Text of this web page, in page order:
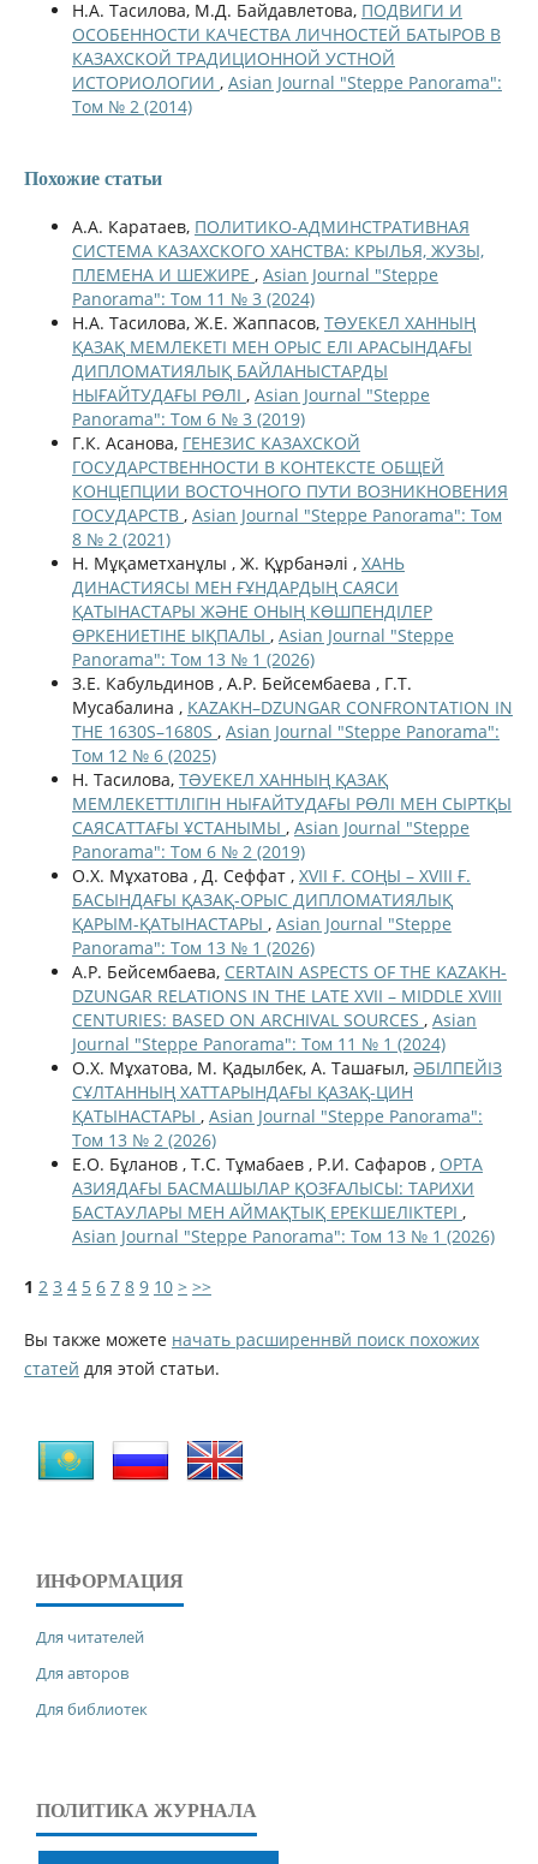
Н.А. Тасилова, М.Д. Байдавлетова, ПОДВИГИ И
ОСОБЕННОСТИ КАЧЕСТВА ЛИЧНОСТЕЙ БАТЫРОВ В
КАЗАХСКОЙ ТРАДИЦИОННОЙ УСТНОЙ
ИСТОРИОЛОГИИ , Asian Journal "Steppe Panorama":
Том № 2 (2014)
Похожие статьи
А.А. Каратаев, ПОЛИТИКО-АДМИНСТРАТИВНАЯ
СИСТЕМА КАЗАХСКОГО ХАНСТВА: КРЫЛЬЯ, ЖУЗЫ,
ПЛЕМЕНА И ШЕЖИРЕ , Asian Journal "Steppe
Panorama": Том 11 № 3 (2024)
Н.А. Тасилова, Ж.Е. Жаппасов, ТƏУЕКЕЛ ХАННЫҢ
ҚАЗАҚ МЕМЛЕКЕТІ МЕН ОРЫС ЕЛІ АРАСЫНДАҒЫ
ДИПЛОМАТИЯЛЫҚ БАЙЛАНЫСТАРДЫ
НЫҒАЙТУДАҒЫ РӨЛІ , Asian Journal "Steppe
Panorama": Том 6 № 3 (2019)
Г.К. Асанова, ГЕНЕЗИС КАЗАХСКОЙ
ГОСУДАРСТВЕННОСТИ В КОНТЕКСТЕ ОБЩЕЙ
КОНЦЕПЦИИ ВОСТОЧНОГО ПУТИ ВОЗНИКНОВЕНИЯ
ГОСУДАРСТВ , Asian Journal "Steppe Panorama": Том
8 № 2 (2021)
Н. Мұқаметханұлы , Ж. Құрбанәлі , ХАНЬ
ДИНАСТИЯСЫ МЕН ҒҰНДАРДЫҢ САЯСИ
ҚАТЫНАСТАРЫ ЖӘНЕ ОНЫҢ КӨШПЕНДІЛЕР
ӨРКЕНИЕТІНЕ ЫҚПАЛЫ , Asian Journal "Steppe
Panorama": Том 13 № 1 (2026)
З.Е. Кабульдинов , А.Р. Бейсембаева , Г.Т.
Мусабалина , KAZAKH–DZUNGAR CONFRONTATION IN
THE 1630S–1680S , Asian Journal "Steppe Panorama":
Том 12 № 6 (2025)
Н. Тасилова, ТƏУЕКЕЛ ХАННЫҢ ҚАЗАҚ
МЕМЛЕКЕТТІЛІГІН НЫҒАЙТУДАҒЫ РӨЛІ МЕН СЫРТҚЫ
САЯСАТТАҒЫ ҰСТАНЫМЫ , Asian Journal "Steppe
Panorama": Том 6 № 2 (2019)
О.Х. Мұхатова , Д. Сеффат , XVII Ғ. СОҢЫ – XVIII Ғ.
БАСЫНДАҒЫ ҚАЗАҚ-ОРЫС ДИПЛОМАТИЯЛЫҚ
ҚАРЫМ-ҚАТЫНАСТАРЫ , Asian Journal "Steppe
Panorama": Том 13 № 1 (2026)
А.Р. Бейсембаева, CERTAIN ASPECTS OF THE KAZAKH-
DZUNGAR RELATIONS IN THE LATE XVII – MIDDLE XVIII
CENTURIES: BASED ON ARCHIVAL SOURCES , Asian
Journal "Steppe Panorama": Том 11 № 1 (2024)
О.Х. Мұхатова, М. Қадылбек, А. Ташағыл, ӘБІЛПЕЙІЗ
СҰЛТАННЫҢ ХАТТАРЫНДАҒЫ ҚАЗАҚ-ЦИН
ҚАТЫНАСТАРЫ , Asian Journal "Steppe Panorama":
Том 13 № 2 (2026)
Е.О. Бұланов , Т.С. Тұмабаев , Р.И. Сафаров , ОРТА
АЗИЯДАҒЫ БАСМАШЫЛАР ҚОЗҒАЛЫСЫ: ТАРИХИ
БАСТАУЛАРЫ МЕН АЙМАҚТЫҚ ЕРЕКШЕЛІКТЕРІ ,
Asian Journal "Steppe Panorama": Том 13 № 1 (2026)
1 2 3 4 5 6 7 8 9 10 > >>
Вы также можете начать расширеннвй поиск похожих
статей для этой статьи.
ИНФОРМАЦИЯ
Для читателей
Для авторов
Для библиотек
ПОЛИТИКА ЖУРНАЛА